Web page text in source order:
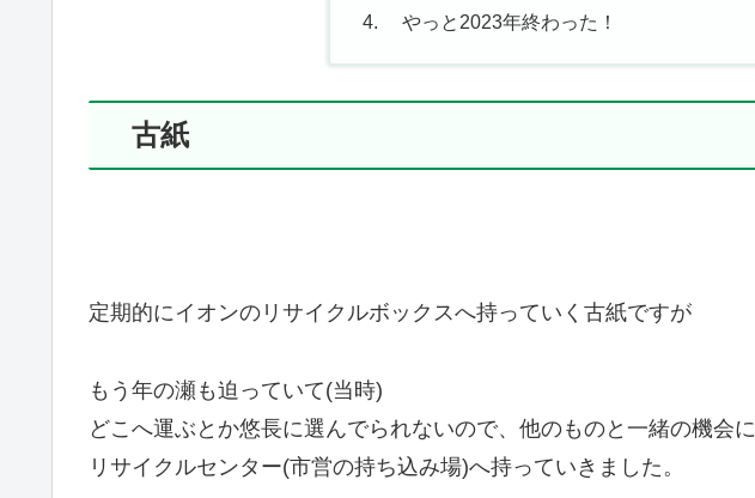
やっと2023年終わった！
古紙
定期的にイオンのリサイクルボックスへ持っていく古紙ですが
もう年の瀬も迫っていて(当時)
どこへ運ぶとか悠長に選んでられないので、他のものと一緒の機会に
リサイクルセンター(市営の持ち込み場)へ持っていきました。